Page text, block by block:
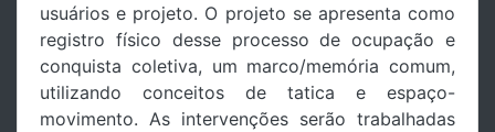
usuários e projeto. O projeto se apresenta como
registro físico desse processo de ocupação e
conquista coletiva, um marco/memória comum,
utilizando conceitos de tatica e espaço-
movimento. As intervenções serão trabalhadas